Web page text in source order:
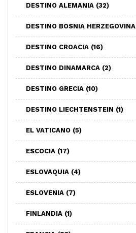
DESTINO ALEMANIA (32)
DESTINO BOSNIA HERZEGOVINA
DESTINO CROACIA (16)
DESTINO DINAMARCA (2)
DESTINO GRECIA (10)
DESTINO LIECHTENSTEIN (1)
EL VATICANO (5)
ESCOCIA (17)
ESLOVAQUIA (4)
ESLOVENIA (7)
FINLANDIA (1)